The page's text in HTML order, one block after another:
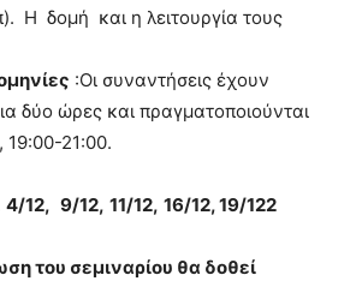
Η δομή και η λειτουργία τους
:Οι συναντήσεις έχουν
δύο ώρες και πραγματοποιούνται
19:00-21:00.
4/12, 9/12, 11/12, 16/12, 19/122
του σεμιναρίου θα δοθεί